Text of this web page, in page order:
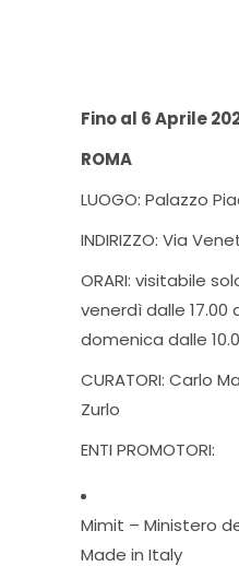
Fino al 6 Aprile
ROMA
LUOGO: Palazzo
INDIRIZZO: Via
ORARI: visitabile
venerdì dalle 17.00
domenica dalle
CURATORI: Carlo
Zurlo
ENTI PROMOTORI:
Mimit – Ministero
Made in Italy